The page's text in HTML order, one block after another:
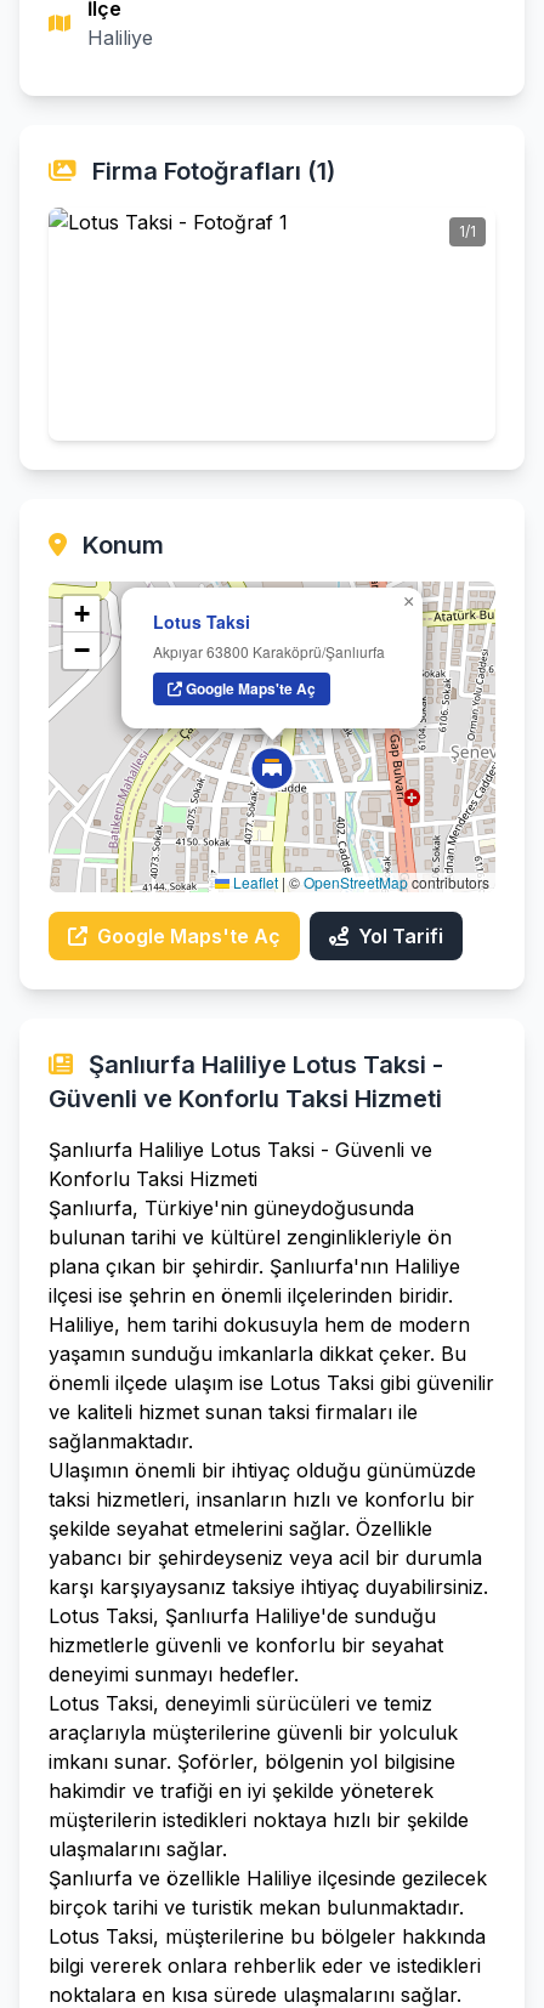
İlçe
Haliliye
Firma Fotoğrafları (1)
1/1
Konum
Lotus Taksi
Akpıyar 63800 Karaköprü/Şanlıurfa
Google Maps'te Aç
×
+
−
Leaflet |©OpenStreetMapcontributors
Google Maps'te Aç Yol Tarifi
Şanlıurfa Haliliye Lotus Taksi -
Güvenli ve Konforlu Taksi Hizmeti
Şanlıurfa Haliliye Lotus Taksi - Güvenli ve
Konforlu Taksi Hizmeti
Şanlıurfa, Türkiye'nin güneydoğusunda
bulunan tarihi ve kültürel zenginlikleriyle ön
plana çıkan bir şehirdir. Şanlıurfa'nın Haliliye
ilçesi ise şehrin en önemli ilçelerinden biridir.
Haliliye, hem tarihi dokusuyla hem de modern
yaşamın sunduğu imkanlarla dikkat çeker. Bu
önemli ilçede ulaşım ise Lotus Taksi gibi güvenilir
ve kaliteli hizmet sunan taksi firmaları ile
sağlanmaktadır.
Ulaşımın önemli bir ihtiyaç olduğu günümüzde
taksi hizmetleri, insanların hızlı ve konforlu bir
şekilde seyahat etmelerini sağlar. Özellikle
yabancı bir şehirdeyseniz veya acil bir durumla
karşı karşıyaysanız taksiye ihtiyaç duyabilirsiniz.
Lotus Taksi, Şanlıurfa Haliliye'de sunduğu
hizmetlerle güvenli ve konforlu bir seyahat
deneyimi sunmayı hedefler.
Lotus Taksi, deneyimli sürücüleri ve temiz
araçlarıyla müşterilerine güvenli bir yolculuk
imkanı sunar. Şoförler, bölgenin yol bilgisine
hakimdir ve trafiği en iyi şekilde yöneterek
müşterilerin istedikleri noktaya hızlı bir şekilde
ulaşmalarını sağlar.
Şanlıurfa ve özellikle Haliliye ilçesinde gezilecek
birçok tarihi ve turistik mekan bulunmaktadır.
Lotus Taksi, müşterilerine bu bölgeler hakkında
bilgi vererek onlara rehberlik eder ve istedikleri
noktalara en kısa sürede ulaşmalarını sağlar.